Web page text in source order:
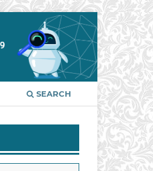
SEARCH